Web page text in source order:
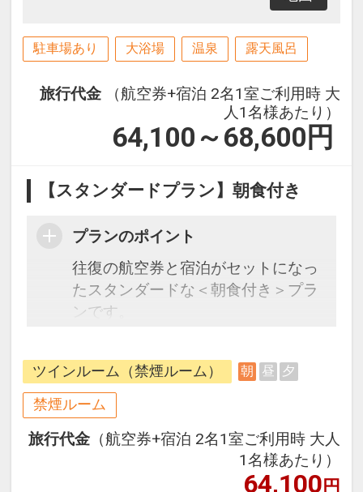
駐車場あり 大浴場 温泉 露天風呂
旅行代金
（航空券+宿泊 2名1室ご利用時 大
人1名様あたり）
64,100～68,600 円
【スタンダードプラン】朝食付き
プランのポイント
往復の航空券と宿泊がセットになっ
たスタンダードな＜朝食付き＞プラ
ンです。
できるダイナミックパッケージだか
ら、一都市滞在はもちろん周遊旅行
にも最適！
旅行期間中の1泊だけの宿泊や延
泊・飛び泊なども自由自在です。
フライトは、安心のJAL（または
JALグループ）確約！フライトマイ
ツインルーム（禁煙ルーム） 朝 昼 夕
禁煙ルーム
旅行代金 （航空券+宿泊 2名1室ご利用時 大人
1名様あたり）
64,100円